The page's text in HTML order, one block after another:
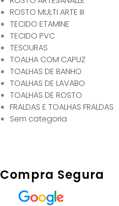
ROSTO MULTI ARTE III
TECIDO ETAMINE
TECIDO PVC
TESOURAS
TOALHA COM CAPUZ
TOALHAS DE BANHO
TOALHAS DE LAVABO
TOALHAS DE ROSTO
FRALDAS E TOALHAS FRALDAS
Sem categoria
Compra Segura